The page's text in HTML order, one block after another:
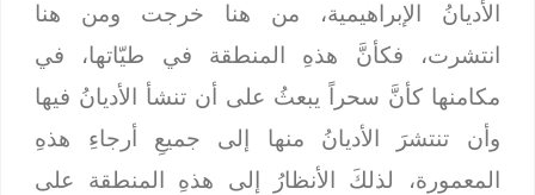
الأديانُ الإبراهيمية، من هنا خرجت ومن هنا
انتشرت، فكأنَّ هذهِ المنطقة في طيّاتها، في
مكامنها كأنَّ سحراً يبعثُ على أن تنشأ الأديانُ فيها
وأن تنتشرَ الأديانُ منها إلى جميعِ أرجاءِ هذهِ
المعمورة، لذلكَ الأنظارُ إلى هذهِ المنطقة على